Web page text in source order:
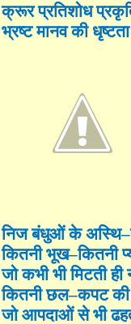
क्रूर प्रतिशोध
भ्रष्ट मानव की
निज बंधुओं के अस्थि–
कितनी भूख–कितनी
जो कभी भी मिटती ही
कितनी छल–कपट की
जो आपदाओं से भी